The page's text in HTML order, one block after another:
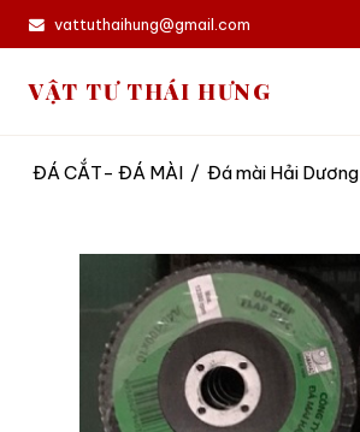
vattuthaihung@gmail.com
VẬT TƯ THÁI HƯNG
ĐÁ CẮT- ĐÁ MÀI / Đá mài Hải Dương